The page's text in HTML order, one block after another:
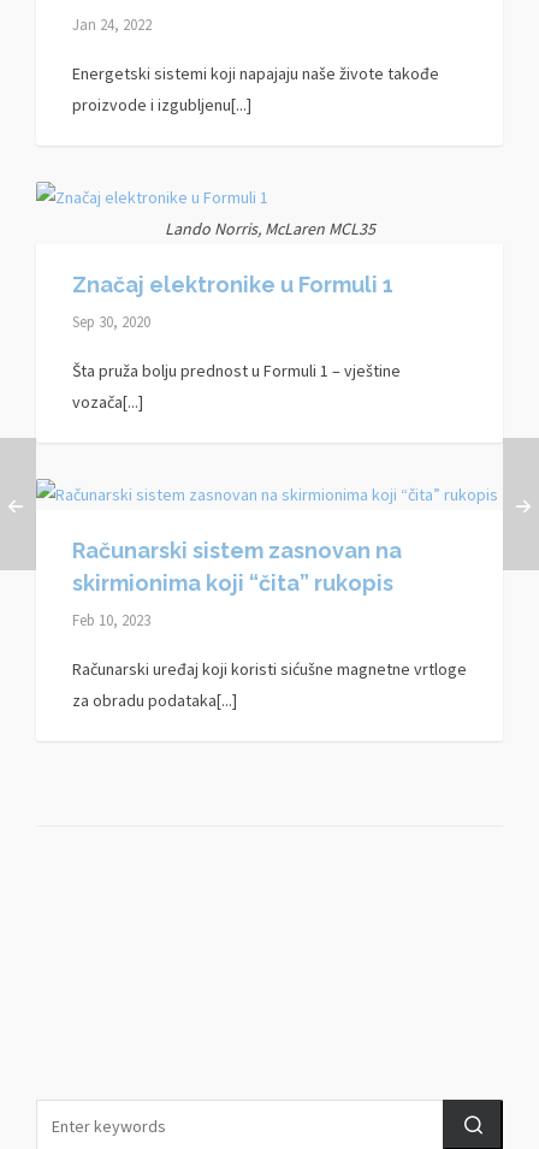
Jan 24, 2022
Energetski sistemi koji napajaju naše živote takođe
proizvode i izgubljenu[...]
Lando Norris, McLaren MCL35
Značaj elektronike u Formuli 1
Sep 30, 2020
Šta pruža bolju prednost u Formuli 1 – vještine
vozača[...]
Računarski sistem zasnovan na
skirmionima koji “čita” rukopis
Feb 10, 2023
Računarski uređaj koji koristi sićušne magnetne vrtloge
za obradu podataka[...]